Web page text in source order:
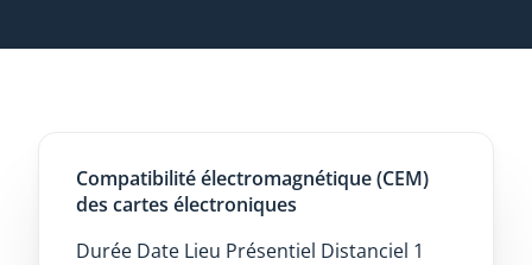
Compatibilité électromagnétique (CEM)
des cartes électroniques
Durée Date Lieu Présentiel Distanciel 1